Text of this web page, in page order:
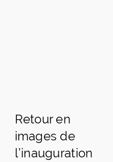
Retour en
images de
l’inauguration